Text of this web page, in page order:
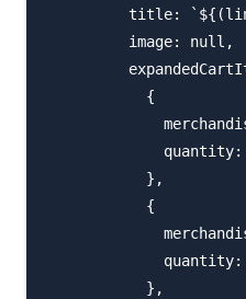
title:
          image: null,
            {
            },
            {
quantity:
            },